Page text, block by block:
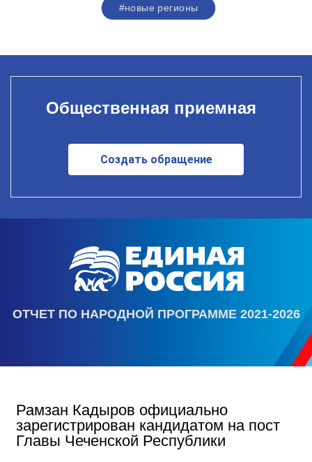
#новые регионы
Общественная приемная
Создать обращение
ОТЧЕТ ПО НАРОДНОЙ ПРОГРАММЕ 2021-2026
Рамзан Кадыров официально
зарегистрирован кандидатом на пост
Главы Чеченской Республики